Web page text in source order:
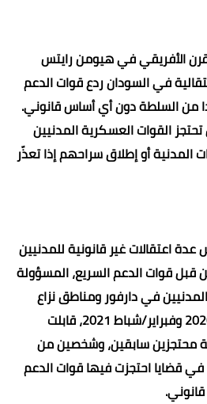
الأفريقي في هيومن رايتس
في السودان ردع قوات الدعم
من السلطة دون أي أساس قانوني.
القوات العسكرية المدنيين
أو إطلاق سراحهم إذا تعذّر
اعتقالات غير قانونية للمدنيين
من قبل قوات الدعم السريع، المسؤولة
في دارفور ومناطق نزاع
أخرى. بين سبتمبر/أيلول 2020 وفبراير/شباط 2021، قابلت
محتجزين سابقين، وشخصين من
في قضايا احتجزت فيها قوات الدعم
.